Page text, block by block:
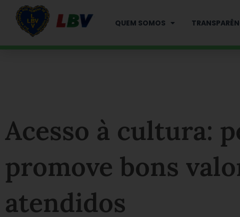
QUEM SOMOS
Acesso à cultura:
promove bons
atendidos